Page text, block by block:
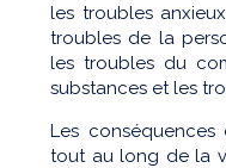
les troubles
troubles de la
les troubles du
substances et les
Les
tout au long de la